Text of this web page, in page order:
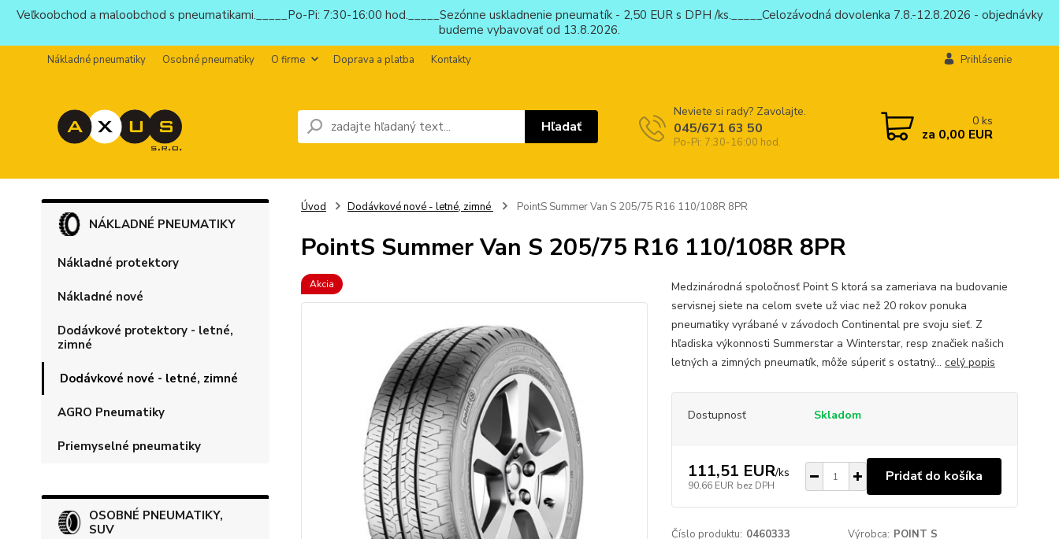
Veľkoobchod a maloobchod s pneumatikami._____Po-Pi: 7:30-16:00 hod._____Sezónne uskladnenie pneumatík - 2,50 EUR s DPH /ks._____Celozávodná dovolenka 7.8.-12.8.2026 - objednávky
budeme vybavovať od 13.8.2026.
Nákladné pneumatiky Osobné pneumatiky O firme Doprava a platba Kontakty Prihlásenie
Hľadať
Neviete si rady? Zavolajte.
045/671 63 50
Po-Pi: 7:30-16:00 hod.
0 ks
za 0,00 EUR
NÁKLADNÉ PNEUMATIKY
Nákladné protektory
Nákladné nové
Dodávkové protektory - letné,
zimné
Dodávkové nové - letné, zimné
AGRO Pneumatiky
Priemyselné pneumatiky
OSOBNÉ PNEUMATIKY,
SUV
Úvod Dodávkové nové - letné, zimné PointS Summer Van S 205/75 R16 110/108R 8PR
PointS Summer Van S 205/75 R16 110/108R 8PR
Akcia
Medzinárodná spoločnosť Point S ktorá sa zameriava na budovanie
servisnej siete na celom svete už viac než 20 rokov ponuka
pneumatiky vyrábané v závodoch Continental pre svoju sieť. Z
hľadiska výkonnosti Summerstar a Winterstar, resp značiek našich
letných a zimných pneumatík, môže súperiť s ostatný... celý popis
Dostupnosť Skladom
111,51 EUR/ks
90,66 EUR bez DPH
Pridať do košíka
Číslo produktu: 0460333 Výrobca: POINT S